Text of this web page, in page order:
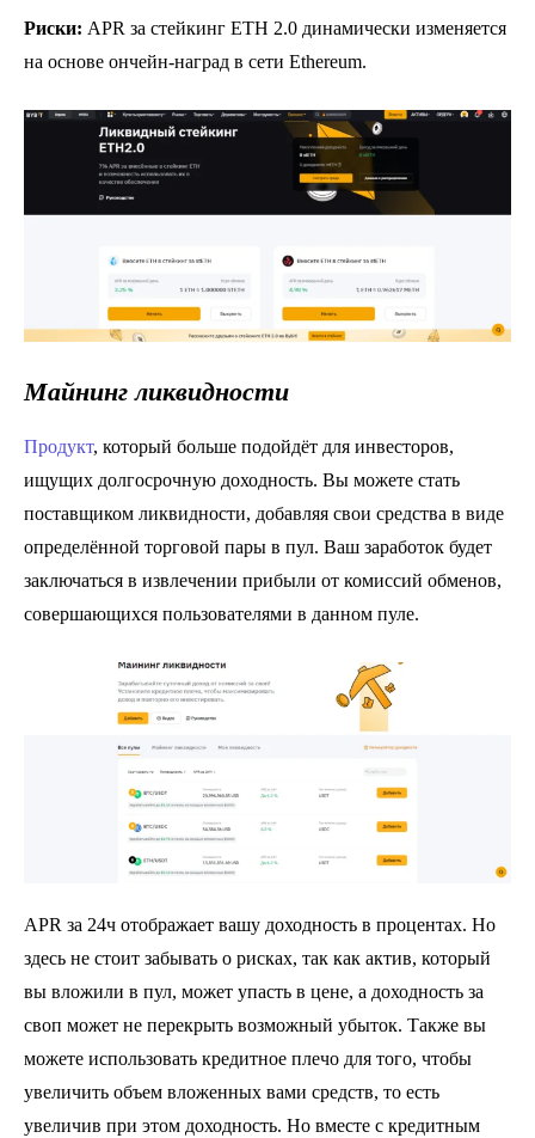
Риски: APR за стейкинг ETH 2.0 динамически изменяется
на основе ончейн-наград в сети Ethereum.
Майнинг ликвидности
Продукт, который больше подойдёт для инвесторов,
ищущих долгосрочную доходность. Вы можете стать
поставщиком ликвидности, добавляя свои средства в виде
определённой торговой пары в пул. Ваш заработок будет
заключаться в извлечении прибыли от комиссий обменов,
совершающихся пользователями в данном пуле.
APR за 24ч отображает вашу доходность в процентах. Но
здесь не стоит забывать о рисках, так как актив, который
вы вложили в пул, может упасть в цене, а доходность за
своп может не перекрыть возможный убыток. Также вы
можете использовать кредитное плечо для того, чтобы
увеличить объем вложенных вами средств, то есть
увеличив при этом доходность. Но вместе с кредитным